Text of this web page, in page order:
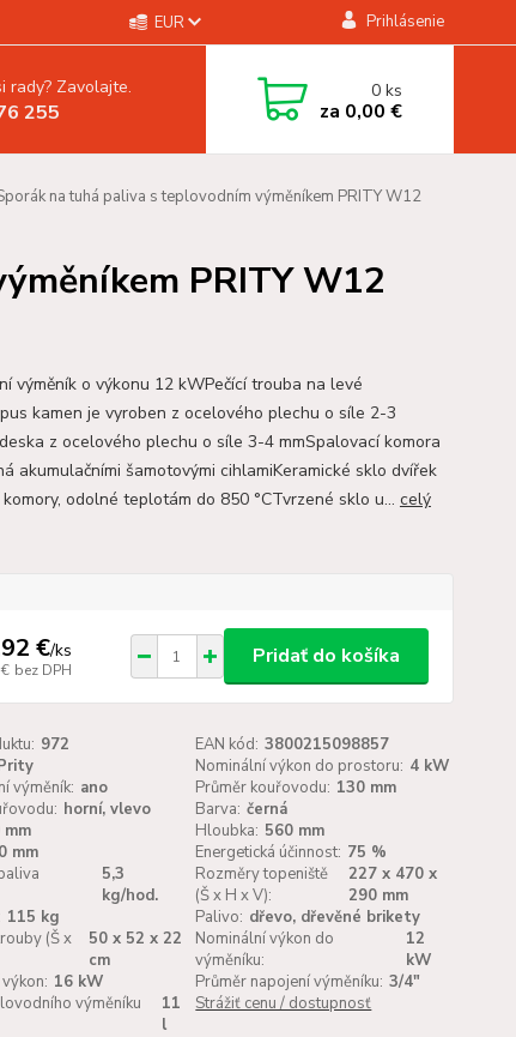
EUR Prihlásenie
rady? Zavolajte.
255
0ks
za 0,00 €
na tuhá paliva s teplovodním výměníkem PRITY W12
PRITY W12
výměník o výkonu 12 kWPečící trouba na levé
kamen je vyroben z ocelového plechu o síle 2-3
z ocelového plechu o síle 3-4 mmSpalovací komora
akumulačními šamotovými cihlamiKeramické sklo dvířek
odolné teplotám do 850 °CTvrzené sklo u... celý
€/ks
bez DPH
Pridať do košíka
972 EAN kód: 3800215098857
Nominální výkon do prostoru: 4 kW
výměník: ano Průměr kouřovodu: 130 mm
horní, vlevo Barva: černá
mm Hloubka: 560 mm
mm Energetická účinnost: 75 %
5,3
kg/hod.
Rozměry topeniště
(Š x H x V):
227 х 470 х
290 mm
115 kg Palivo: dřevo, dřevěné brikety
(Š x
50 х 52 х 22
cm
Nominální výkon do
výměníku:
12
kW
16 kW Průměr napojení výměníku: 3/4"
výměníku
11
l
Strážiť cenu / dostupnosť